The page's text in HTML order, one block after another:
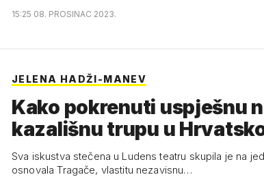
15:25 08. PROSINAC 2023.
JELENA HADŽI-MANEV
Kako pokrenuti uspješnu
kazališnu trupu u
Sva iskustva stečena u Ludens teatru skupila je na
osnovala Tragače, vlastitu nezavisnu…